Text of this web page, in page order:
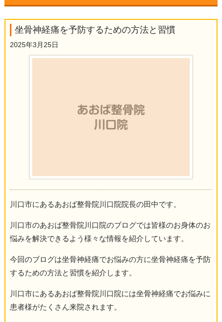
▼
坐骨神経痛を予防するための方法と習慣
2025年3月25日
川口市にあるあおば整骨院川口院院長の田中です。
川口市のあおば整骨院川口院のブログでは皆様のお身体のお
悩みを解決できるよう様々な情報を紹介しています。
今回のブログは坐骨神経痛でお悩みの方に坐骨神経痛を予防
するための方法と習慣を紹介します。
川口市にあるあおば整骨院川口院には坐骨神経痛でお悩みに
患者様がたくさん来院されます。